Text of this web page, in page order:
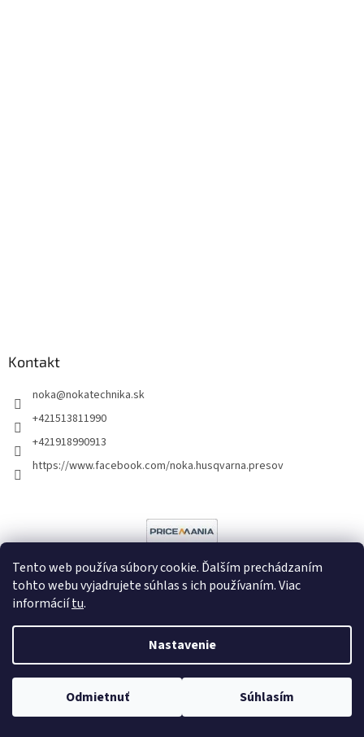
Tento web používa súbory cookie. Ďalším prechádzaním
tohto webu vyjadrujete súhlas s ich používaním. Viac
informáciítu.
Nastavenie
Odmietnuť Súhlasím
Kontakt
noka@nokatechnika.sk
+421513811990
+421918990913
https://www.facebook.com/noka.husqvarna.presov
Poradíme vám?